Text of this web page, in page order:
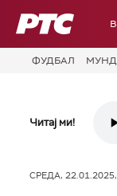
РТС
ФУДБАЛ
Читај ми!
СРЕДА,